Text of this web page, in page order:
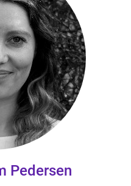
Pedersen